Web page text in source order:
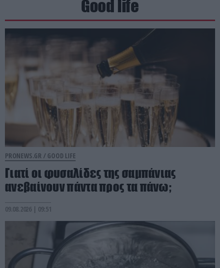
Good life
PRONEWS.GR / GOOD LIFE
Γιατί οι φυσαλίδες της σαμπάνιας
ανεβαίνουν πάντα προς τα πάνω;
09.08.2026 | 09:51